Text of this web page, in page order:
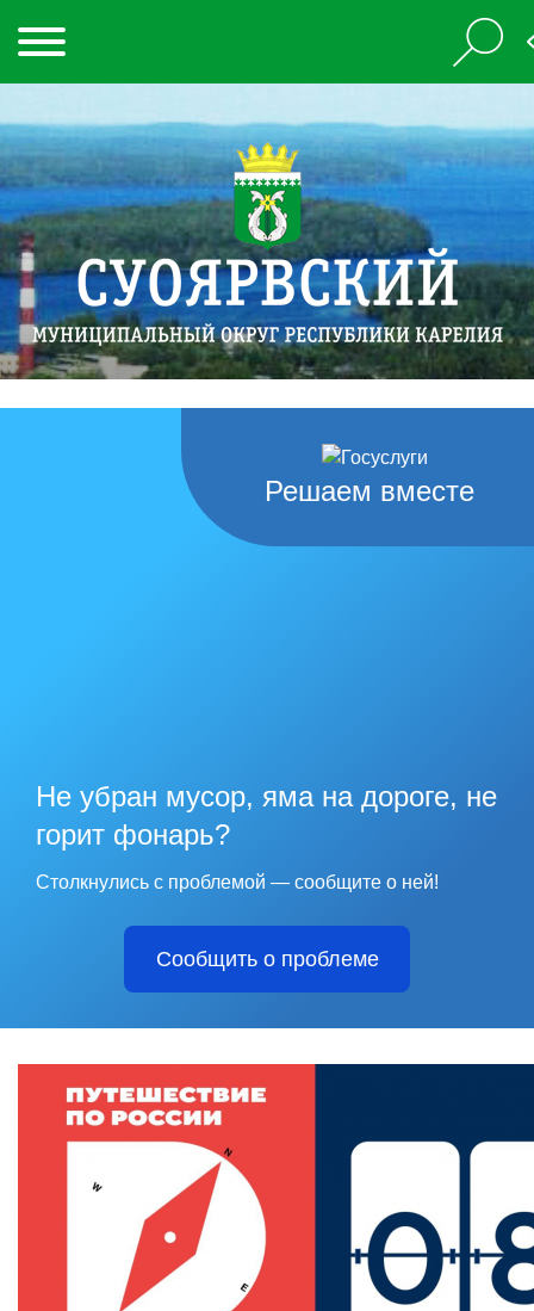
Решаем вместе
Не убран мусор, яма на дороге, не
горит фонарь?
Столкнулись с проблемой — сообщите о ней!
Сообщить о проблеме